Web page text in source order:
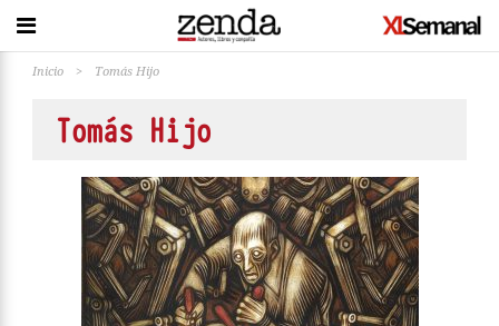
Inicio > Tomás Hijo
Tomás Hijo